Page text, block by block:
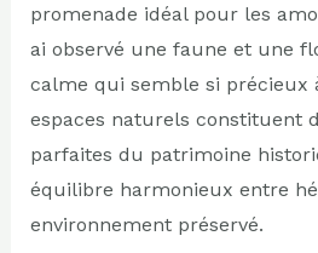
promenade idéal pour les
ai observé une faune et une
calme qui semble si précieux
espaces naturels constituent
parfaites du patrimoine
équilibre harmonieux entre
environnement préservé.